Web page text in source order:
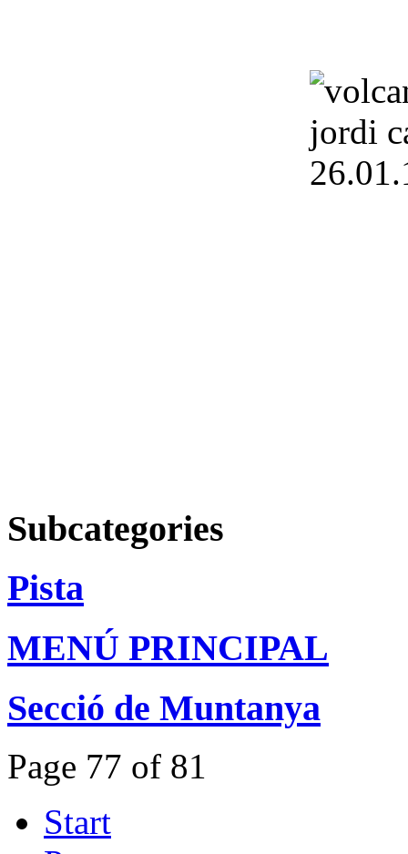
Subcategories
Pista
MENÚ PRINCIPAL
Secció de Muntanya
Page 77 of 81
Start